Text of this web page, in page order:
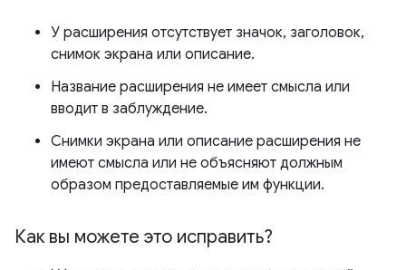
У расширения отсутствует значок, заголовок,
снимок экрана или описание.
Название расширения не имеет смысла или
вводит в заблуждение.
Снимки экрана или описание расширения не
имеют смысла или не объясняют должным
образом предоставляемые им функции.
Как вы можете это исправить?